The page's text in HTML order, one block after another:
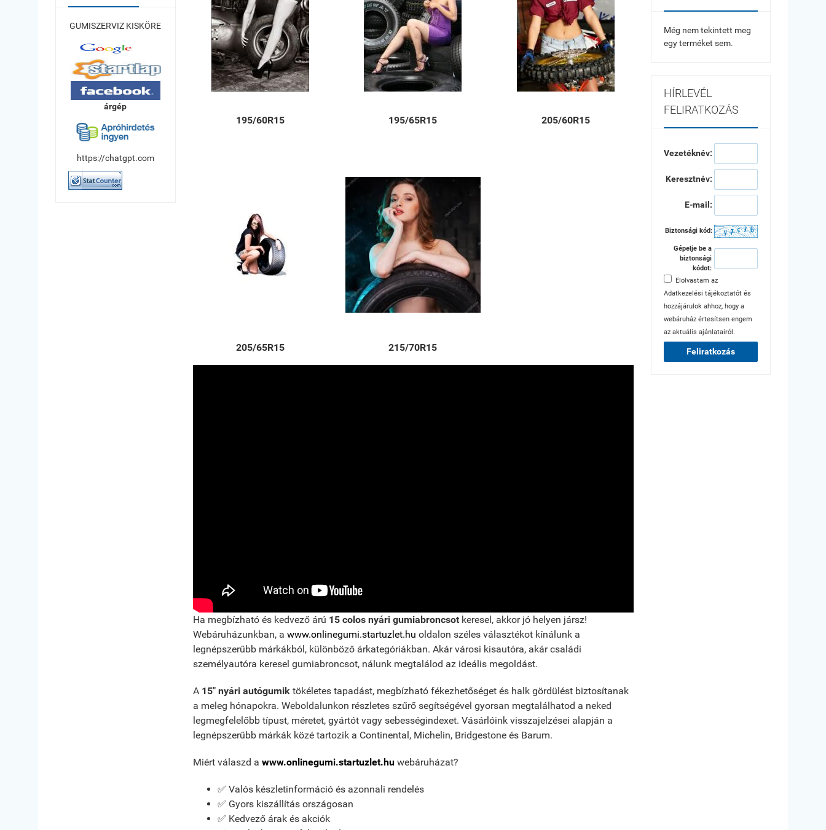
GUMISZERVIZ KISKÖRE
árgép
https://chatgpt.com
195/60R15 195/65R15 205/60R15
205/65R15 215/70R15
Ha megbízható és kedvező árú 15 colos nyári gumiabroncsotkeresel, akkor jó helyen jársz!
Webáruházunkban, a www.onlinegumi.startuzlet.hu oldalon széles választékot kínálunk a
legnépszerűbb márkákból, különböző árkategóriákban. Akár városi kisautóra, akár családi
személyautóra keresel gumiabroncsot, nálunk megtalálod az ideális megoldást.
A 15" nyári autógumiktökéletes tapadást, megbízható fékezhetőséget és halk gördülést biztosítanak
a meleg hónapokra. Weboldalunkon részletes szűrő segítségével gyorsan megtalálhatod a neked
legmegfelelőbb típust, méretet, gyártót vagy sebességindexet. Vásárlóink visszajelzései alapján a
legnépszerűbb márkák közé tartozik a Continental, Michelin, Bridgestone és Barum.
Miért válaszd a www.onlinegumi.startuzlet.huwebáruházat?
✅ Valós készletinformáció és azonnali rendelés
✅ Gyors kiszállítás országosan
✅ Kedvező árak és akciók
Még nem tekintett meg
egy terméket sem.
HÍRLEVÉL
FELIRATKOZÁS
Vezetéknév:
Keresztnév:
E-mail:
Biztonsági kód:
Gépelje be a
biztonsági
kódot:
Elolvastam az
Adatkezelési tájékoztatótés
hozzájárulok ahhoz, hogy a
webáruház értesítsen engem
az aktuális ajánlatairól.
Feliratkozás